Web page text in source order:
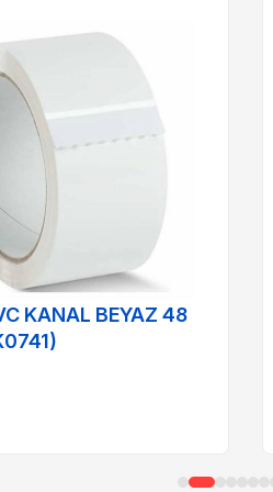
KANAL BEYAZ 48